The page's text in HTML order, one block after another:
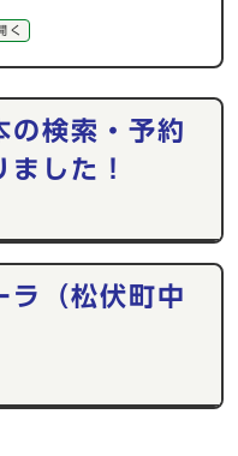
く
の検索・予約
した！
ラ（松伏町中